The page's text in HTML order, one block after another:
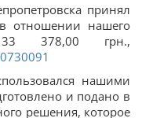
принял
отношении нашего
378,00 грн.,
нашими
и подано в
решения, которое